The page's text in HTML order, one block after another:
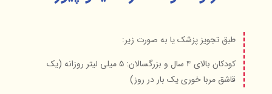
طبق تجویز پزشک یا به صورت زیر:
کودکان بالای ۴ سال و بزرگسالان: ۵ میلی لیتر روزانه (یک
قاشق مربا خوری یک بار در روز)